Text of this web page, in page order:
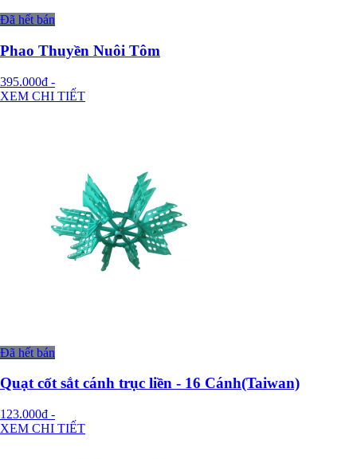
Đã hết bán
Phao Thuyền Nuôi Tôm
395.000đ -
XEM CHI TIẾT
Đã hết bán
Quạt cốt sắt cánh trục liền - 16 Cánh(Taiwan)
123.000đ -
XEM CHI TIẾT